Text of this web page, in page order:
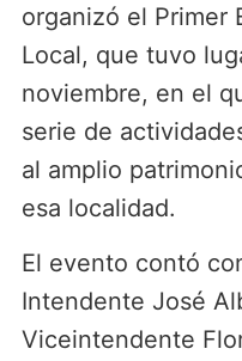
organizó el Primer
Local, que tuvo
noviembre, en el
serie de
al amplio
esa localidad.
El evento contó
Intendente José
Viceintendente